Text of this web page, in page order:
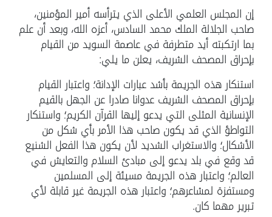
إن المجلس العلمي الأعلى الذي يترأسه أمير المؤمنين،
صاحب الجلالة الملك محمد السادس، أعزه الله، وبعد أن علم
بما ارتكبته أيد متطرفة في عاصمة السويد من القيام
بإحراق المصحف الشريف، يعلن ما يلي:
استنكار هذه الجريمة بأشد عبارات الإدانة؛ واعتبار القيام
بإحراق المصحف الشريف عدوانا صادرا عن الجهل بالقيم
الإنسانية المثلى التي يدعو إليها القرآن الكريم؛ واستنكار
التواطؤ الذي قد يكون صاحب هذا الأمر بأي شكل من
الأشكال؛ والاستغراب الشديد لأن يكون هذا الفعل الشنيع
قد وقع في بلد يدعو إلى مبادئ السلام والتعايش في
العالم؛ واعتبار هذه الجريمة مسيئة إلى المسلمين
ومستفزة لمشاعرهم؛ واعتبار هذه الجريمة غير قابلة لأي
تبرير مهما كان.